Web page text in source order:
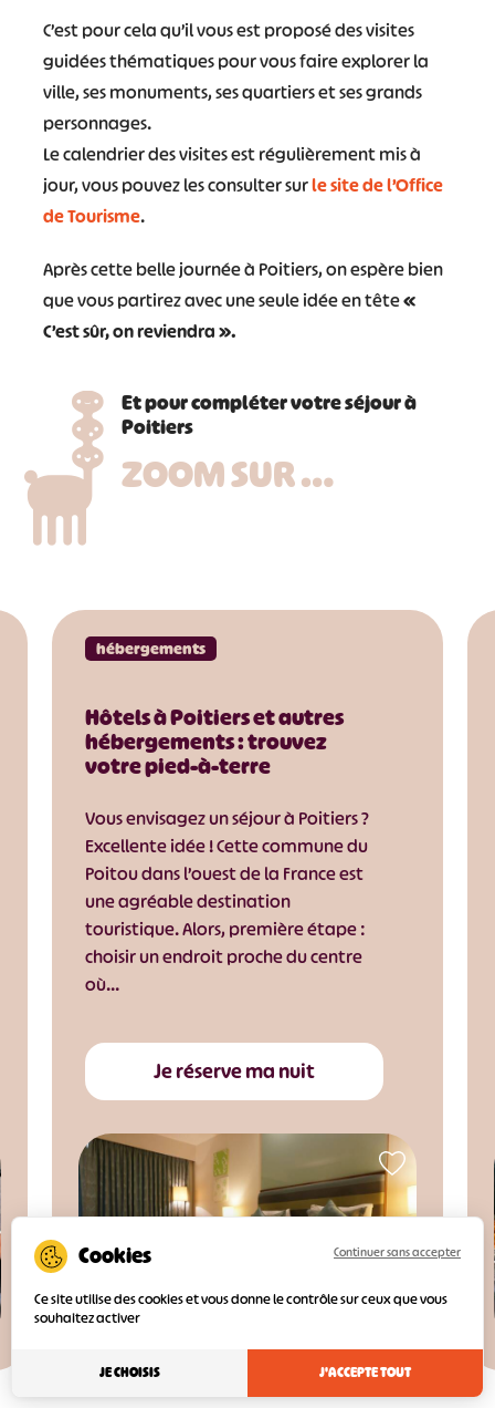
C’est pour cela qu’il vous est proposé des visites
guidées thématiques pour vous faire explorer la
ville, ses monuments, ses quartiers et ses grands
personnages.
Le calendrier des visites est régulièrement mis à
jour, vous pouvez les consulter surle site de l’Office
de Tourisme.
Après cette belle journée à Poitiers, on espère bien
que vous partirez avec une seule idée en tête«
C’est sûr, on reviendra ».
Et pour compléter votre séjour à
Poitiers
ZOOM SUR …
hébergements
Hôtels à Poitiers et autres
hébergements : trouvez
votre pied-à-terre
Vous envisagez un séjour à Poitiers ?
Excellente idée ! Cette commune du
Poitou dans l’ouest de la France est
une agréable destination
touristique. Alors, première étape :
choisir un endroit proche du centre
où…
Je réserve ma nuit
Ce site utilise des cookies et vous donne le contrôle sur ceux que vous
souhaitez activer
J'ACCEPTE TOUT
Continuer sans accepter
JE CHOISIS